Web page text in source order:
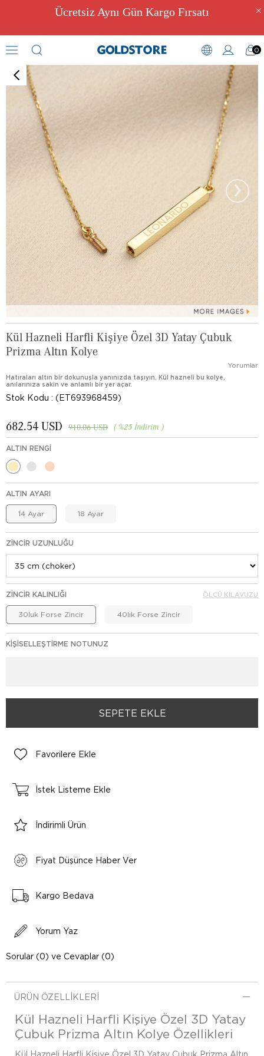
Ücretsiz Aynı Gün Kargo Fırsatı
0
Kül Hazneli Takılar
›
Kül Hazneli Harfli Kişiye Özel 3D Yatay Çubuk
Prizma Altın Kolye
Yorumlar
Hatıraları altın bir dokunuşla yanınızda taşıyın. Kül hazneli bu kolye,
anılarınıza sakin ve anlamlı bir yer açar.
Stok Kodu (ET693968459)
%25 İndirim
910.06 USD
682.54 USD
ALTIN RENGI
ALTIN AYARI
14 Ayar 18 Ayar
ZINCIR UZUNLUĞU
ZINCIR KALINLIĞI
30luk Forse Zincir 40lık Forse Zincir
ÖLÇÜ KILAVUZU
KIŞISELLEŞTIRME NOTUNUZ
Favorilere Ekle
İstek Listeme Ekle
İndirimli Ürün
Fiyat Düşünce Haber Ver
Kargo Bedava
Yorum Yaz
Sorular (0) ve Cevaplar (0)
ÜRÜN ÖZELLIKLERI
Kül Hazneli Harfli Kişiye Özel 3D Yatay
Çubuk Prizma Altın Kolye Özellikleri